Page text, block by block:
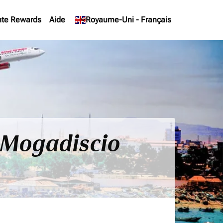
Rewards Aide Royaume-Uni - Français
keyboard_arrow_down